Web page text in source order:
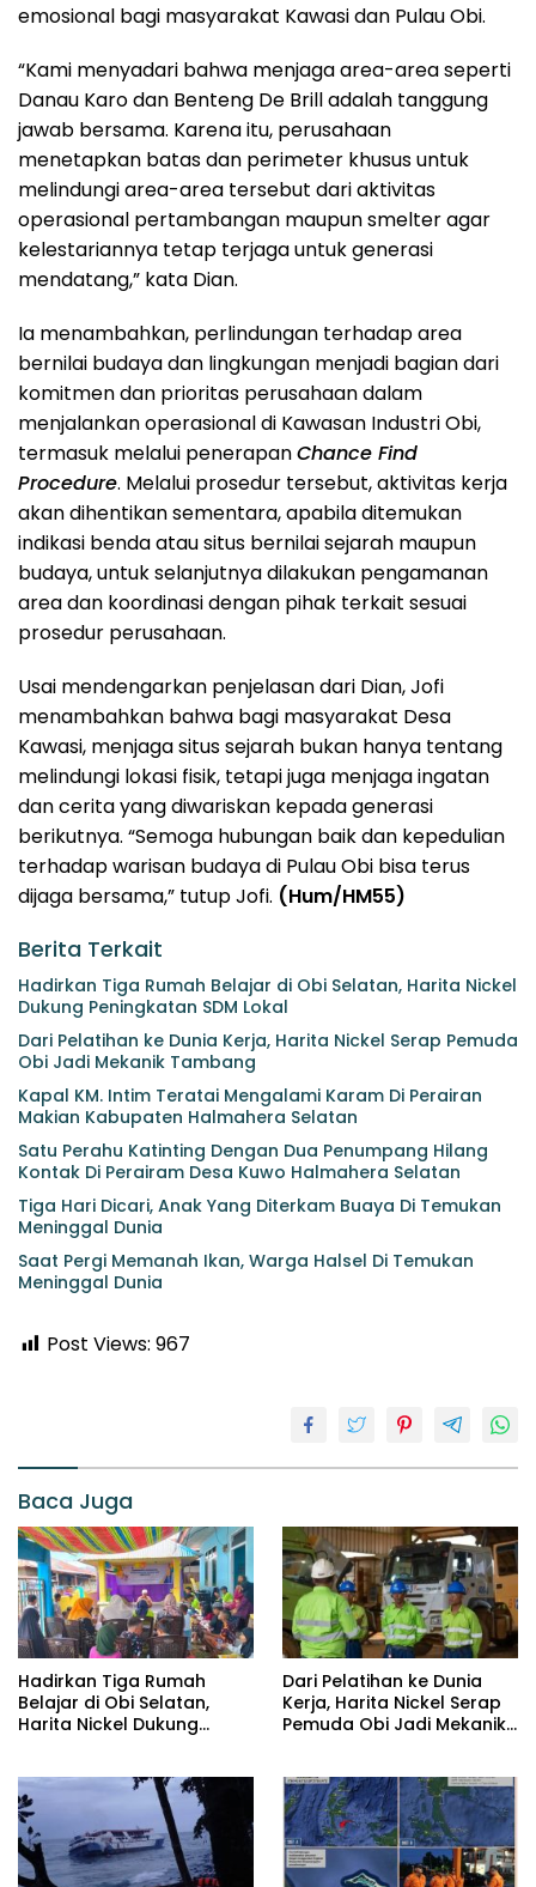
emosional bagi masyarakat Kawasi dan Pulau Obi.
“Kami menyadari bahwa menjaga area-area seperti
Danau Karo dan Benteng De Brill adalah tanggung
jawab bersama. Karena itu, perusahaan
menetapkan batas dan perimeter khusus untuk
melindungi area-area tersebut dari aktivitas
operasional pertambangan maupun smelter agar
kelestariannya tetap terjaga untuk generasi
mendatang,” kata Dian.
Ia menambahkan, perlindungan terhadap area
bernilai budaya dan lingkungan menjadi bagian dari
komitmen dan prioritas perusahaan dalam
menjalankan operasional di Kawasan Industri Obi,
termasuk melalui penerapanChance Find
Procedure. Melalui prosedur tersebut, aktivitas kerja
akan dihentikan sementara, apabila ditemukan
indikasi benda atau situs bernilai sejarah maupun
budaya, untuk selanjutnya dilakukan pengamanan
area dan koordinasi dengan pihak terkait sesuai
prosedur perusahaan.
Usai mendengarkan penjelasan dari Dian, Jofi
menambahkan bahwa bagi masyarakat Desa
Kawasi, menjaga situs sejarah bukan hanya tentang
melindungi lokasi fisik, tetapi juga menjaga ingatan
dan cerita yang diwariskan kepada generasi
berikutnya. “Semoga hubungan baik dan kepedulian
terhadap warisan budaya di Pulau Obi bisa terus
dijaga bersama,” tutup Jofi. (Hum/HM55)
Berita Terkait
Hadirkan Tiga Rumah Belajar di Obi Selatan, Harita Nickel
Dukung Peningkatan SDM Lokal
Dari Pelatihan ke Dunia Kerja, Harita Nickel Serap Pemuda
Obi Jadi Mekanik Tambang
Kapal KM. Intim Teratai Mengalami Karam Di Perairan
Makian Kabupaten Halmahera Selatan
Satu Perahu Katinting Dengan Dua Penumpang Hilang
Kontak Di Perairam Desa Kuwo Halmahera Selatan
Tiga Hari Dicari, Anak Yang Diterkam Buaya Di Temukan
Meninggal Dunia
Saat Pergi Memanah Ikan, Warga Halsel Di Temukan
Meninggal Dunia
Post Views: 967
Baca Juga
Hadirkan Tiga Rumah
Belajar di Obi Selatan,
Harita Nickel Dukung
Dari Pelatihan ke Dunia
Kerja, Harita Nickel Serap
Pemuda Obi Jadi Mekanik